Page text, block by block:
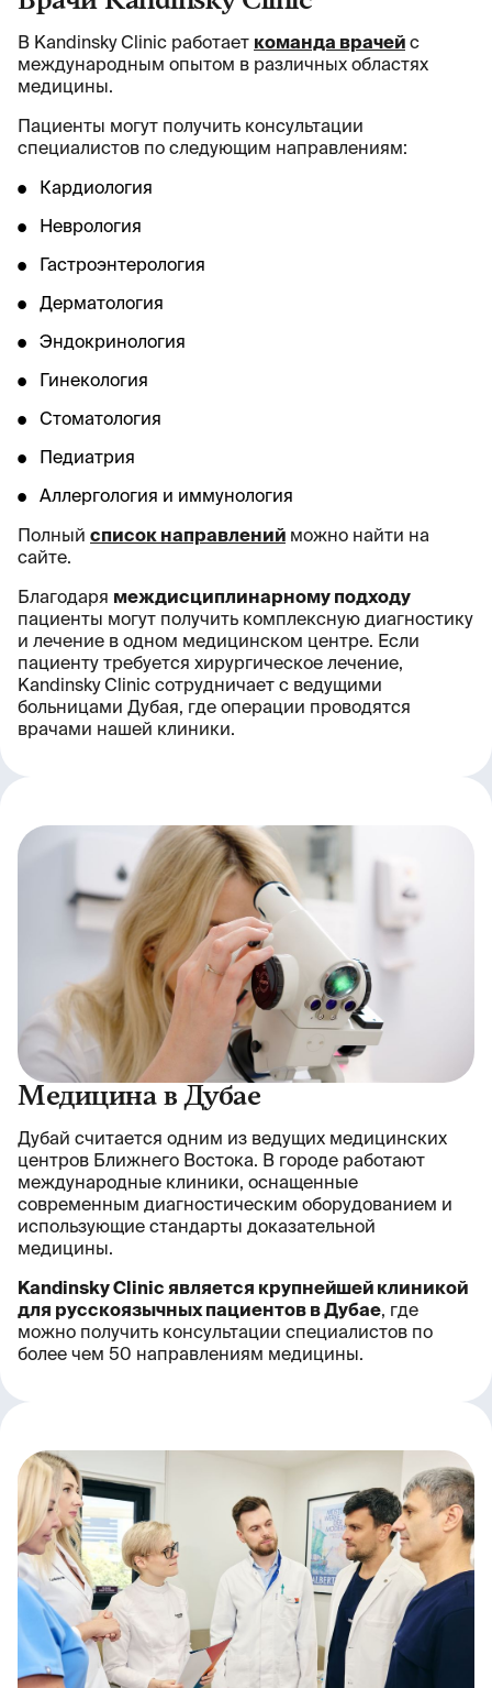
В Kandinsky Clinic работает команда врачей с
международным опытом в различных областях
медицины.
Пациенты могут получить консультации
специалистов по следующим направлениям:
Кардиология
Неврология
Гастроэнтерология
Дерматология
Эндокринология
Гинекология
Стоматология
Педиатрия
Аллергология и иммунология
Полный список направлений можно найти на
сайте.
Благодаря междисциплинарному подходу
пациенты могут получить комплексную диагностику
и лечение в одном медицинском центре. Если
пациенту требуется хирургическое лечение,
Kandinsky Clinic сотрудничает с ведущими
больницами Дубая, где операции проводятся
врачами нашей клиники.
Медицина в Дубае
Дубай считается одним из ведущих медицинских
центров Ближнего Востока. В городе работают
международные клиники, оснащенные
современным диагностическим оборудованием и
использующие стандарты доказательной
медицины.
Kandinsky Clinic является крупнейшей клиникой
для русскоязычных пациентов в Дубае, где
можно получить консультации специалистов по
более чем 50 направлениям медицины.